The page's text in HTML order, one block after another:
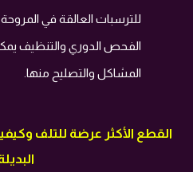
للترسبات العالقة في
الفحص الدوري والتنظيف
المشاكل والتصليح منها.
القطع الأكثر عرضة للتلف